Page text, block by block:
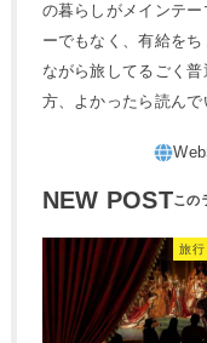
の暮らしがメインテ
ーでもなく、有給を
ながら旅してるごく
方、よかったら読んで
NEW POST
旅行